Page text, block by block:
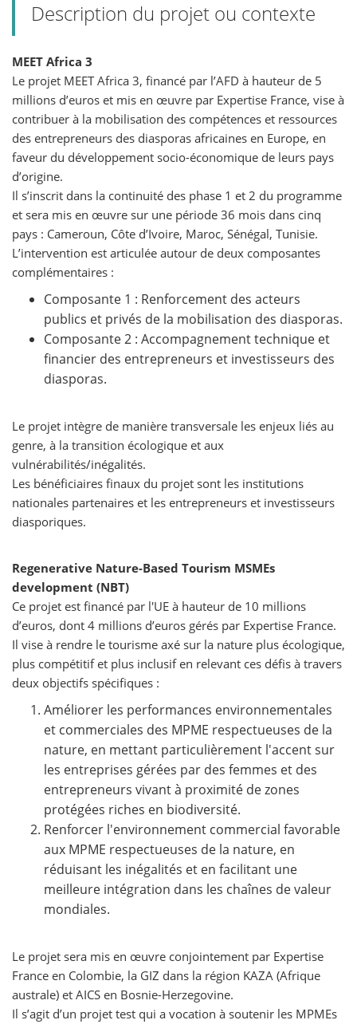
Description du projet ou contexte
MEET Africa 3
Le projet MEET Africa 3, financé par l’AFD à hauteur de 5
millions d’euros et mis en œuvre par Expertise France, vise à
contribuer à la mobilisation des compétences et ressources
des entrepreneurs des diasporas africaines en Europe, en
faveur du développement socio-économique de leurs pays
d’origine.
Il s’inscrit dans la continuité des phase 1 et 2 du programme
et sera mis en œuvre sur une période 36 mois dans cinq
pays : Cameroun, Côte d’Ivoire, Maroc, Sénégal, Tunisie.
L’intervention est articulée autour de deux composantes
complémentaires :
Composante 1 : Renforcement des acteurs
publics et privés de la mobilisation des diasporas.
Composante 2 : Accompagnement technique et
financier des entrepreneurs et investisseurs des
diasporas.
Le projet intègre de manière transversale les enjeux liés au
genre, à la transition écologique et aux
vulnérabilités/inégalités.
Les bénéficiaires finaux du projet sont les institutions
nationales partenaires et les entrepreneurs et investisseurs
diasporiques.
Regenerative Nature-Based Tourism MSMEs
development (NBT)
Ce projet est financé par l'UE à hauteur de 10 millions
d’euros, dont 4 millions d’euros gérés par Expertise France.
Il vise à rendre le tourisme axé sur la nature plus écologique,
plus compétitif et plus inclusif en relevant ces défis à travers
deux objectifs spécifiques :
Améliorer les performances environnementales
et commerciales des MPME respectueuses de la
nature, en mettant particulièrement l'accent sur
les entreprises gérées par des femmes et des
entrepreneurs vivant à proximité de zones
protégées riches en biodiversité.
Renforcer l'environnement commercial favorable
aux MPME respectueuses de la nature, en
réduisant les inégalités et en facilitant une
meilleure intégration dans les chaînes de valeur
mondiales.
Le projet sera mis en œuvre conjointement par Expertise
France en Colombie, la GIZ dans la région KAZA (Afrique
australe) et AICS en Bosnie-Herzegovine.
Il s’agit d’un projet test qui a vocation à soutenir les MPMEs